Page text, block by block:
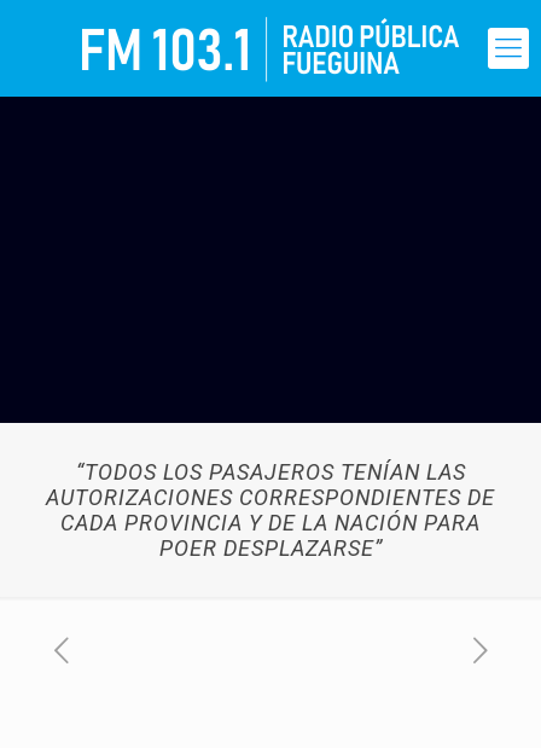
“TODOS LOS PASAJEROS TENÍAN LAS
AUTORIZACIONES CORRESPONDIENTES DE
CADA PROVINCIA Y DE LA NACIÓN PARA
POER DESPLAZARSE”